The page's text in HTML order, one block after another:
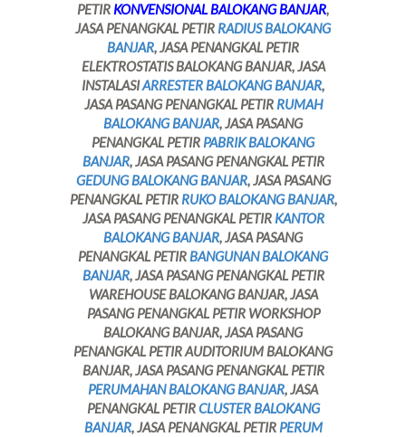
PETIR KONVENSIONAL BALOKANG BANJAR,
JASA PENANGKAL PETIR RADIUS BALOKANG
BANJAR, JASA PENANGKAL PETIR
ELEKTROSTATIS BALOKANG BANJAR, JASA
INSTALASIARRESTER BALOKANG BANJAR,
JASA PASANG PENANGKAL PETIR RUMAH
BALOKANG BANJAR, JASA PASANG
PENANGKAL PETIR PABRIK BALOKANG
BANJAR, JASA PASANG PENANGKAL PETIR
GEDUNG BALOKANG BANJAR, JASA PASANG
PENANGKAL PETIR RUKO BALOKANG BANJAR,
JASA PASANG PENANGKAL PETIR KANTOR
BALOKANG BANJAR, JASA PASANG
PENANGKAL PETIRBANGUNAN BALOKANG
BANJAR, JASA PASANG PENANGKAL PETIR
WAREHOUSE BALOKANG BANJAR, JASA
PASANG PENANGKAL PETIR WORKSHOP
BALOKANG BANJAR, JASA PASANG
PENANGKAL PETIR AUDITORIUM BALOKANG
BANJAR, JASA PASANG PENANGKAL PETIR
PERUMAHAN BALOKANG BANJAR, JASA
PENANGKAL PETIRCLUSTER BALOKANG
BANJAR, JASA PENANGKAL PETIR PERUM